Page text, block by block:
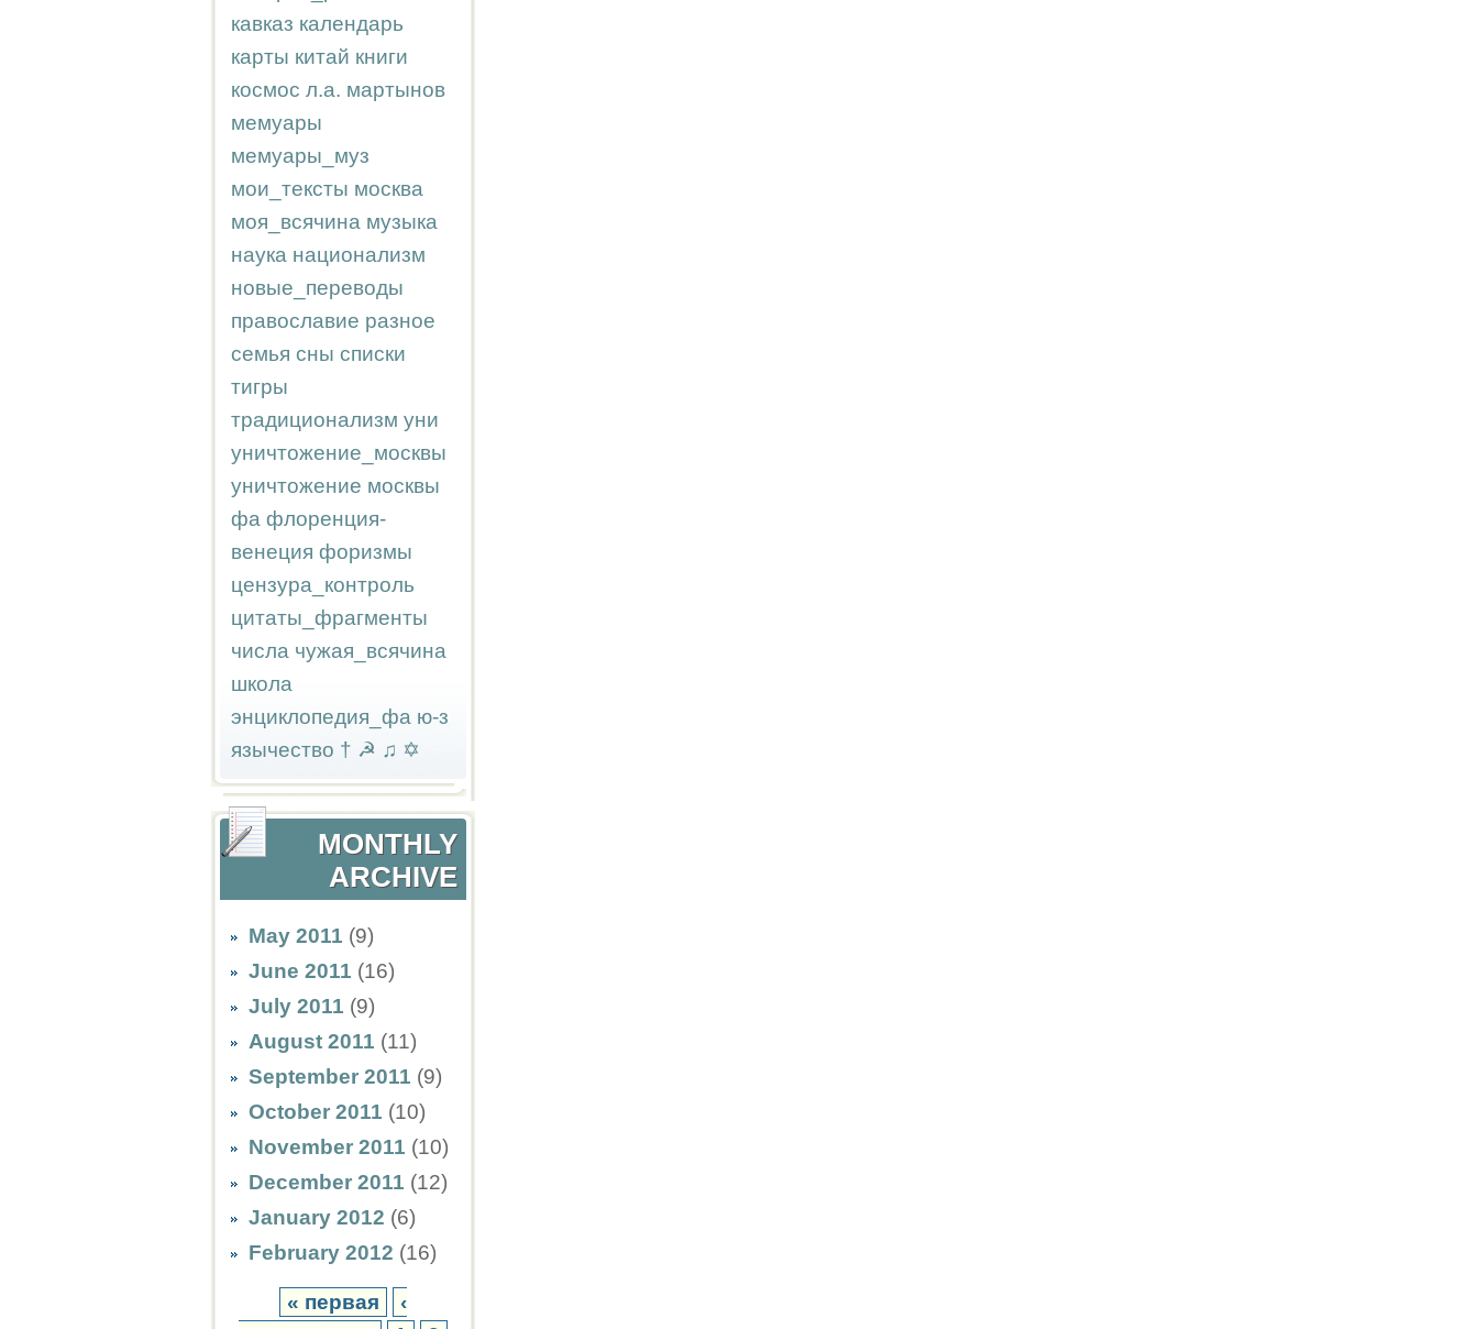
кавказ календарь
карты китай книги
космос л.а. мартынов
мемуары
мемуары_муз
мои_тексты москва
моя_всячина музыка
наука национализм
новые_переводы
православие разное
семья сны списки
тигры
традиционализм уни
уничтожение_москвы
уничтожение москвы
фа флоренция-
венеция форизмы
цензура_контроль
цитаты_фрагменты
числа чужая_всячина
школа
энциклопедия_фа ю-з
язычество † ☭ ♫ ✡
MONTHLY
ARCHIVE
May 2011 (9)
June 2011 (16)
July 2011 (9)
August 2011 (11)
September 2011 (9)
October 2011 (10)
November 2011 (10)
December 2011 (12)
January 2012 (6)
February 2012 (16)
« первая
‹